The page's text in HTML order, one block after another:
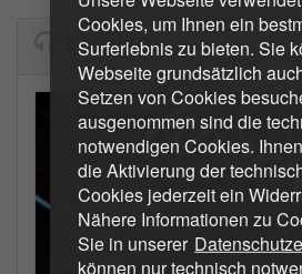
Cookies, um Ihnen ein
Surferlebnis zu bieten. Sie
Webseite grundsätzlich
Setzen von Cookies
ausgenommen sind die
notwendigen Cookies.
die Aktivierung der
Cookies jederzeit ein
Nähere Informationen zu
Sie in unserer
können nur technisch
DJTHIWIS